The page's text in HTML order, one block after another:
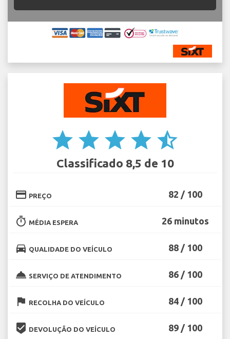
star star star star star_half
Classificado 8,5 de 10
credit_card PREÇO 82 / 100
timer MÉDIA ESPERA 26 minutos
directions_car QUALIDADE DO VEÍCULO 88 / 100
room_service SERVIÇO DE ATENDIMENTO 86 / 100
flag RECOLHA DO VEÍCULO 84 / 100
beenhere DEVOLUÇÃO DO VEÍCULO 89 / 100